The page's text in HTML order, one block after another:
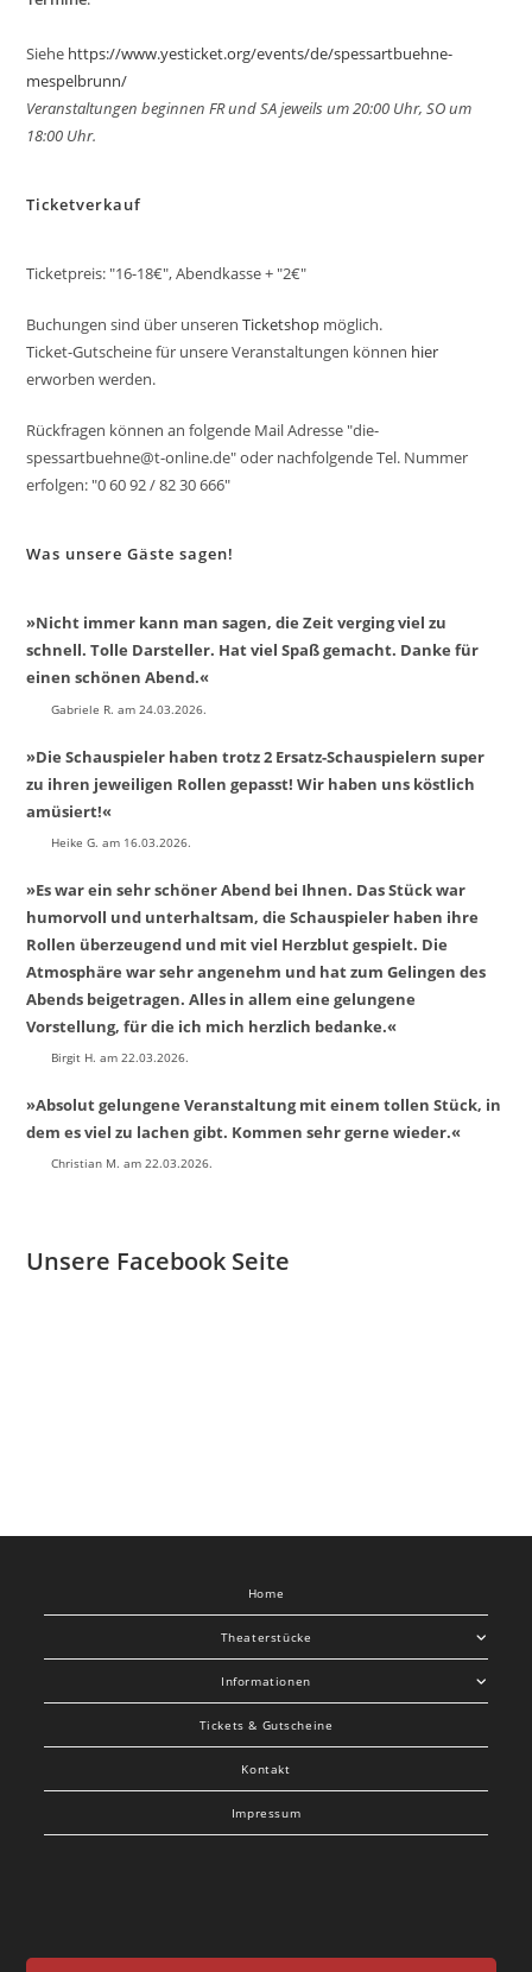
Siehe https://www.yesticket.org/events/de/spessartbuehne-
mespelbrunn/
Veranstaltungen beginnen FR und SA jeweils um 20:00 Uhr, SO um
18:00 Uhr.
Ticketverkauf
Ticketpreis: "16-18€", Abendkasse + "2€"
Buchungen sind über unserenTicketshop möglich.
Ticket-Gutscheine für unsere Veranstaltungen können hier
erworben werden.
Rückfragen können an folgende Mail Adresse "die-
spessartbuehne@t-online.de" oder nachfolgende Tel. Nummer
erfolgen: "0 60 92 / 82 30 666"
Was unsere Gäste sagen!
»Nicht immer kann man sagen, die Zeit verging viel zu
schnell. Tolle Darsteller. Hat viel Spaß gemacht. Danke für
einen schönen Abend.«
Gabriele R. am 24.03.2026.
»Die Schauspieler haben trotz 2 Ersatz-Schauspielern super
zu ihren jeweiligen Rollen gepasst! Wir haben uns köstlich
amüsiert!«
Heike G. am 16.03.2026.
»Es war ein sehr schöner Abend bei Ihnen. Das Stück war
humorvoll und unterhaltsam, die Schauspieler haben ihre
Rollen überzeugend und mit viel Herzblut gespielt. Die
Atmosphäre war sehr angenehm und hat zum Gelingen des
Abends beigetragen. Alles in allem eine gelungene
Vorstellung, für die ich mich herzlich bedanke.«
Birgit H. am 22.03.2026.
»Absolut gelungene Veranstaltung mit einem tollen Stück, in
dem es viel zu lachen gibt. Kommen sehr gerne wieder.«
Christian M. am 22.03.2026.
Unsere Facebook Seite
Home
Theaterstücke
Informationen
Tickets & Gutscheine
Kontakt
Impressum